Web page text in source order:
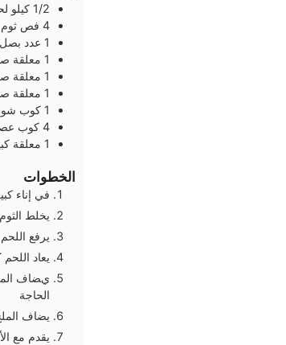
1/2 كيلو
4 فص ثوم
1 عدد بصل
1 معلقة
1 معلقة
1 معلقة
1 كوب
4 كوب
1 معلقة
الخطوات
ﻓﻲ إﻧﺎء
ﯾﺨﻠﻂ
ﯾﺮﻓﻊ
ﯾﻌﺎد
يﻀﺎف
اﻟﺤﺎﺟﺔ
ﯾﻀﺎف
ﯾﻘﺪم ﻣﻊ